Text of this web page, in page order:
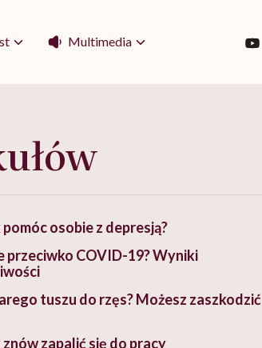
Multimedia
osobie z depresją?
przeciwko COVID-19? Wyniki
tuszu do rzęs? Możesz zaszkodzić
zapalić się do pracy